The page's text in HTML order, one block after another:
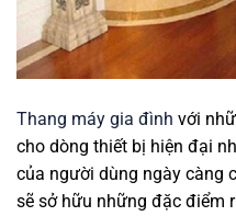
Thang máy gia đình với
cho dòng thiết bị hiện đại
của người dùng ngày càng
sẽ sở hữu những đặc điểm